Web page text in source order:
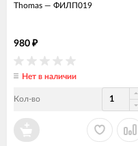
Thomas — ФИЛП019
980 ₽
Нет в наличии
Кол-во